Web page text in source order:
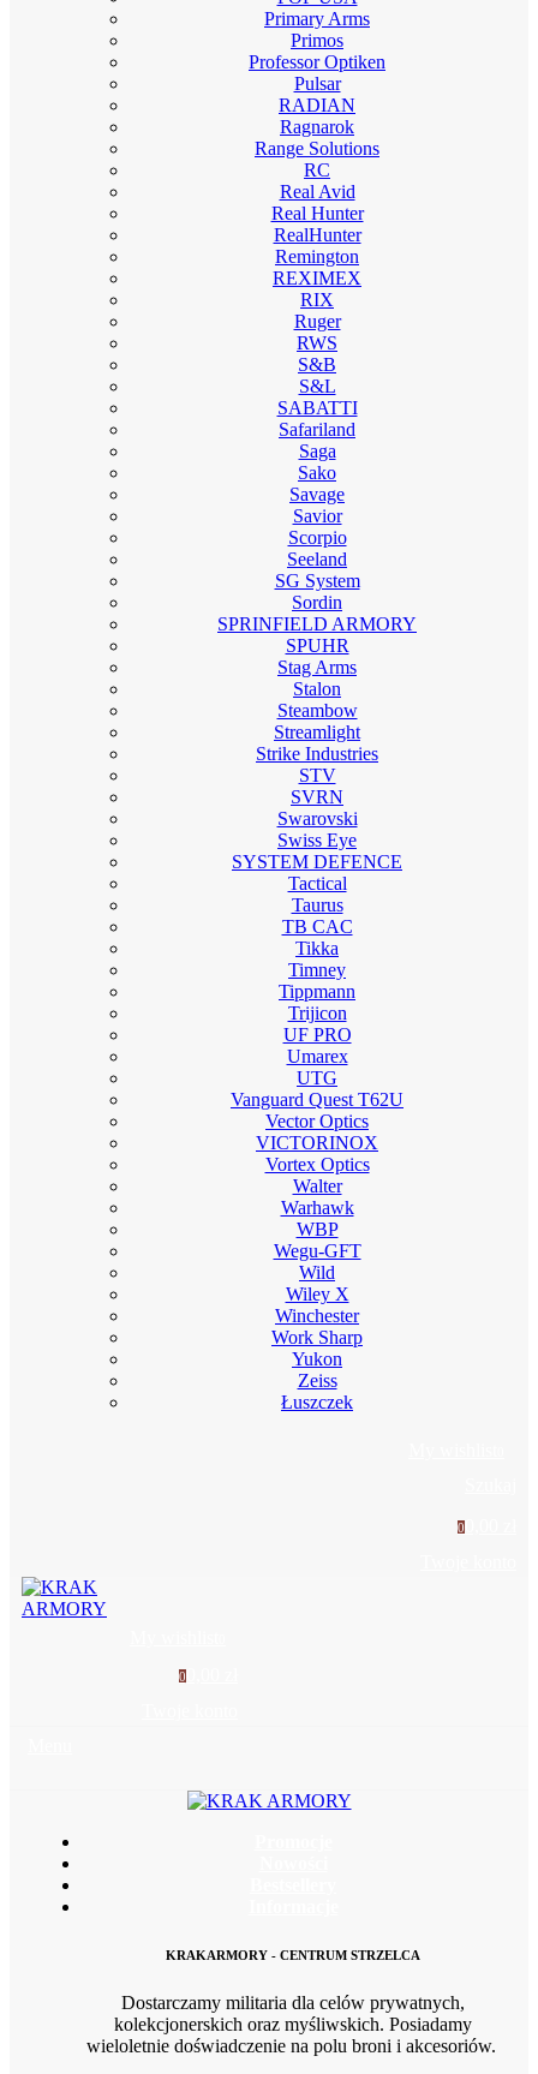
Primary Arms
Primos
Professor Optiken
Pulsar
RADIAN
Ragnarok
Range Solutions
RC
Real Avid
Real Hunter
RealHunter
Remington
REXIMEX
RIX
Ruger
RWS
S&B
S&L
SABATTI
Safariland
Saga
Sako
Savage
Savior
Scorpio
Seeland
SG System
Sordin
SPRINFIELD ARMORY
SPUHR
Stag Arms
Stalon
Steambow
Streamlight
Strike Industries
STV
SVRN
Swarovski
Swiss Eye
SYSTEM DEFENCE
Tactical
Taurus
TB CAC
Tikka
Timney
Tippmann
Trijicon
UF PRO
Umarex
UTG
Vanguard Quest T62U
Vector Optics
VICTORINOX
Vortex Optics
Walter
Warhawk
WBP
Wegu-GFT
Wild
Wiley X
Winchester
Work Sharp
Yukon
Zeiss
Łuszczek
0
00,00 zł
KRAKARMORY - CENTRUM STRZELCA
Dostarczamy militaria dla celów prywatnych,
kolekcjonerskich oraz myśliwskich. Posiadamy
wieloletnie doświadczenie na polu broni i akcesoriów.